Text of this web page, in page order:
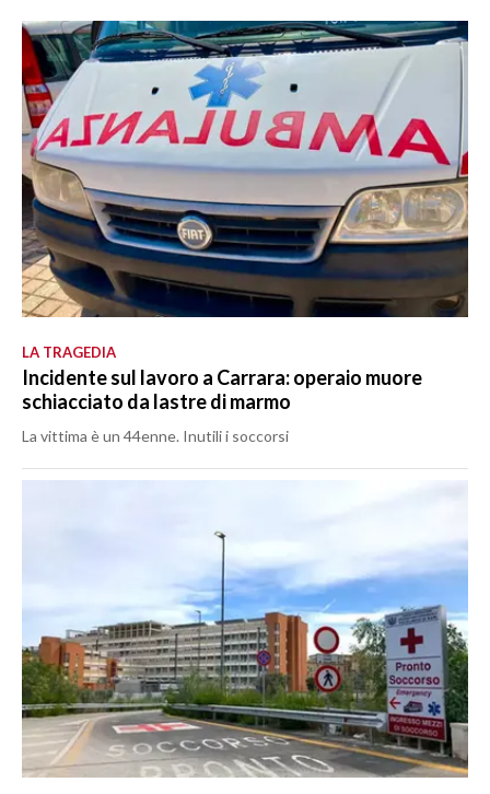
LA TRAGEDIA
Incidente sul lavoro a Carrara: operaio muore
schiacciato da lastre di marmo
La vittima è un 44enne. Inutili i soccorsi